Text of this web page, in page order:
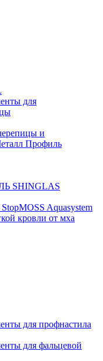
для
и
Профиль
SHINGLAS
Aquasystem
кровли от мха
для профнастила
для фальцевой